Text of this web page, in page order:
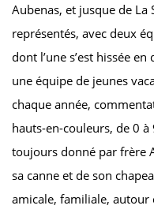
Aubenas, et jusque de La
représentés, avec deux
dont l’une s’est hissée
une équipe de jeunes
chaque année,
hauts-en-couleurs, de 0 à
toujours donné par frère
sa canne et de son
amicale, familiale, autour